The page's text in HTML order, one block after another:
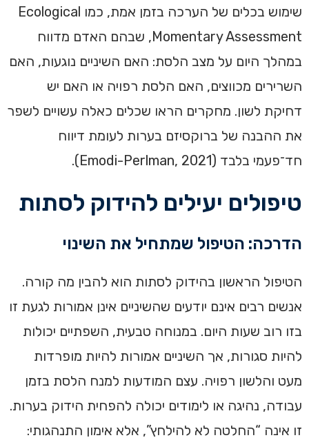
שימוש בכלים של הערכה בזמן אמת, כמו Ecological
Momentary Assessment, שבהם האדם מדווח
במהלך היום על מצב הלסת: האם השיניים נוגעות, האם
השרירים מכווצים, האם הלסת רפויה או האם יש
דחיקת לשון. מחקרים הראו שכלים כאלה עשויים לשפר
את ההבנה של ברוקסיזם בערות לעומת דיווח
חד־פעמי בלבד (Emodi-Perlman, 2021).
טיפולים יעילים להידוק לסתות
הדרכה: הטיפול שמתחיל את השינוי
הטיפול הראשון בהידוק לסתות הוא להבין מה קורה.
אנשים רבים אינם יודעים שהשיניים אינן אמורות לגעת זו
בזו רוב שעות היום. במנוחה טבעית, השפתיים יכולות
להיות סגורות, אך השיניים אמורות להיות מופרדות
מעט והלשון רפויה. עצם המודעות למנח הלסת בזמן
עבודה, נהיגה או לימודים יכולה להפחית הידוק בערות.
זו אינה “החלטה לא להילחץ”, אלא אימון התנהגותי: